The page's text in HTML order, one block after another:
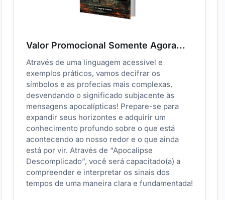
Valor Promocional Somente Agora...
Através de uma linguagem acessível e
exemplos práticos, vamos decifrar os
símbolos e as profecias mais complexas,
desvendando o significado subjacente às
mensagens apocalípticas! Prepare-se para
expandir seus horizontes e adquirir um
conhecimento profundo sobre o que está
acontecendo ao nosso redor e o que ainda
está por vir. Através de “Apocalipse
Descomplicado”, você será capacitado(a) a
compreender e interpretar os sinais dos
tempos de uma maneira clara e fundamentada!